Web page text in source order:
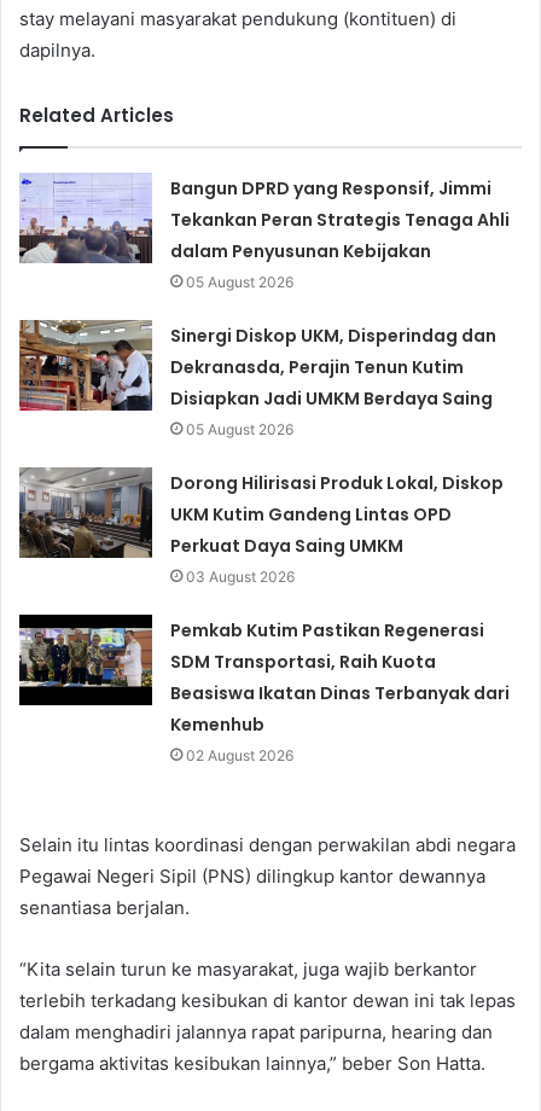
stay melayani masyarakat pendukung (kontituen) di
dapilnya.
Related Articles
Bangun DPRD yang Responsif, Jimmi
Tekankan Peran Strategis Tenaga Ahli
dalam Penyusunan Kebijakan
05 August 2026
Sinergi Diskop UKM, Disperindag dan
Dekranasda, Perajin Tenun Kutim
Disiapkan Jadi UMKM Berdaya Saing
05 August 2026
Dorong Hilirisasi Produk Lokal, Diskop
UKM Kutim Gandeng Lintas OPD
Perkuat Daya Saing UMKM
03 August 2026
Pemkab Kutim Pastikan Regenerasi
SDM Transportasi, Raih Kuota
Beasiswa Ikatan Dinas Terbanyak dari
Kemenhub
02 August 2026
Selain itu lintas koordinasi dengan perwakilan abdi negara
Pegawai Negeri Sipil (PNS) dilingkup kantor dewannya
senantiasa berjalan.
“Kita selain turun ke masyarakat, juga wajib berkantor
terlebih terkadang kesibukan di kantor dewan ini tak lepas
dalam menghadiri jalannya rapat paripurna, hearing dan
bergama aktivitas kesibukan lainnya,” beber Son Hatta.